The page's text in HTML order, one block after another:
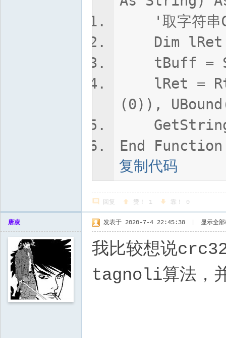
'取字符串
Dim lRet
tBuff =
lRet =
(0)),
End Function
复制代码
回复 赞！ 1 靠！ 0
唐凌 发表于 2020-7-4 22:45:38 显示全
我比较想说
tagnoli算法，